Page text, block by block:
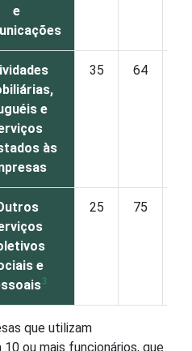
e
e
às
35 64
e
3
25 75
que utilizam
ou mais funcionários, que